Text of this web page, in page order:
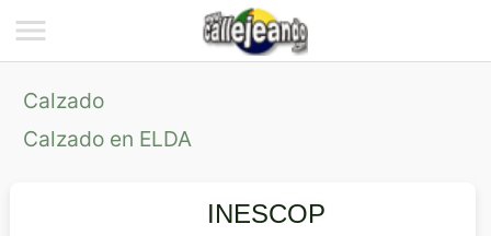
Calzado
Calzado en ELDA
INESCOP